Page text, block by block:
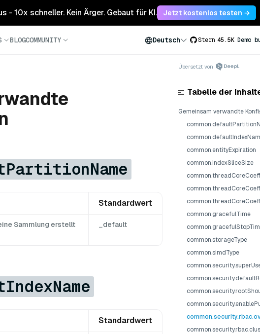
10x schneller. Kein Ärger. Gebaut für KI. Jetzt kostenlos testen →
BLOGCOMMUNITY Deutsch Stern 45.5K Demo
Standardwert
Sammlung erstellt
_default
Standardwert
Übersetzt von
Tabelle der
Gemeinsam verwandte
common.entityExpiration
common.indexSliceSize
common.gracefulTime
common.storageType
common.simdType